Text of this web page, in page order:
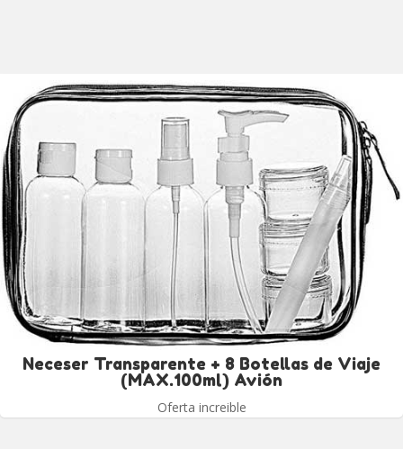
Neceser Transparente + 8 Botellas de Viaje
(MAX.100ml) Avión
Oferta increible